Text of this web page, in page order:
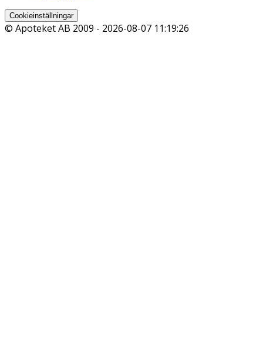
Cookieinställningar
© Apoteket AB 2009 - 2026-08-07 11:19:26